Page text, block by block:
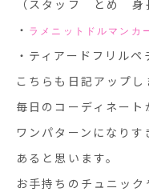
（スタッフ とめ 身
・ ラメニットドルマンカ
・ティアードフリル
こちらも日記アップし
毎日のコーディネー
ワンパターンになり
あると思います。
お手持ちのチュニッ